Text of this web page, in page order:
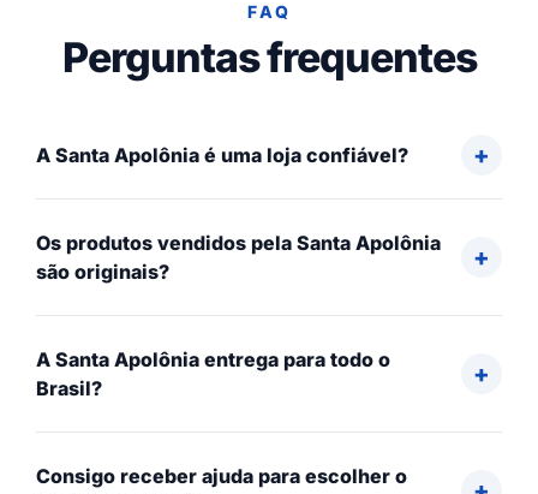
FAQ
Perguntas frequentes
A Santa Apolônia é uma loja confiável?
Os produtos vendidos pela Santa Apolônia
são originais?
A Santa Apolônia entrega para todo o
Brasil?
Consigo receber ajuda para escolher o